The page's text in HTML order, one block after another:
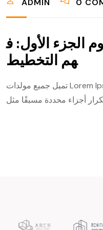
الجزء الأول: ف
هم التخطيط
تميل جميع مولدات Lorem Ipsum الموجودة على الإنترنت إلى